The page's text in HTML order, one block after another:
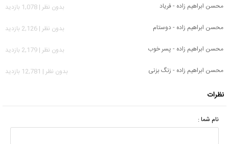
محسن ابراهیم زاده - فریاد
بدون نظر | 1,078 بازدید
محسن ابراهیم زاده - دوستام
بدون نظر | 2,126 بازدید
محسن ابراهیم زاده - پسر خوب
بدون نظر | 2,179 بازدید
محسن ابراهیم زاده - زنگ بزنی
بدون نظر | 12,781 بازدید
نظرات
نام شما :